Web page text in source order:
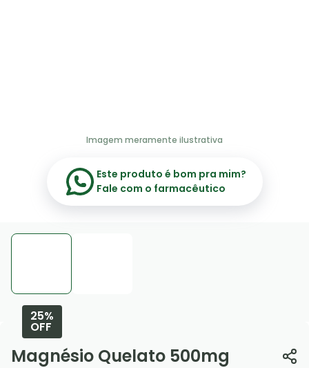
Imagem meramente ilustrativa
Este produto é bom pra mim?
Fale com o farmacêutico
25%
OFF
Magnésio Quelato 500mg